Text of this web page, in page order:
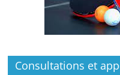
Consultations et